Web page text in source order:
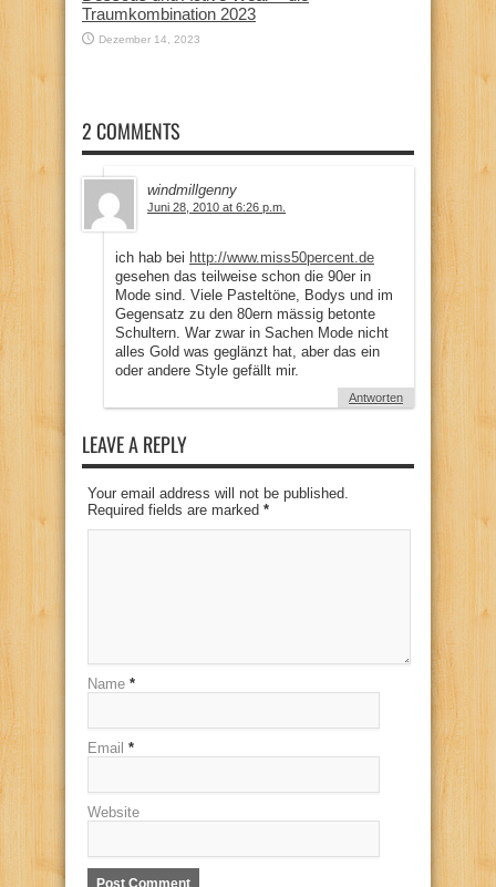
Traumkombination 2023
Dezember 14, 2023
2 COMMENTS
windmillgenny
Juni 28, 2010 at 6:26 p.m.
ich hab bei http://www.miss50percent.de
gesehen das teilweise schon die 90er in
Mode sind. Viele Pasteltöne, Bodys und im
Gegensatz zu den 80ern mässig betonte
Schultern. War zwar in Sachen Mode nicht
alles Gold was geglänzt hat, aber das ein
oder andere Style gefällt mir.
Antworten
LEAVE A REPLY
Your email address will not be published.
Required fields are marked *
Name *
Email *
Website